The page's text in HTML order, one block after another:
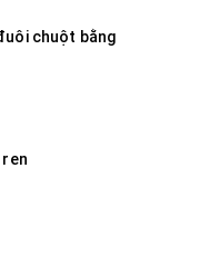
chuột bằng